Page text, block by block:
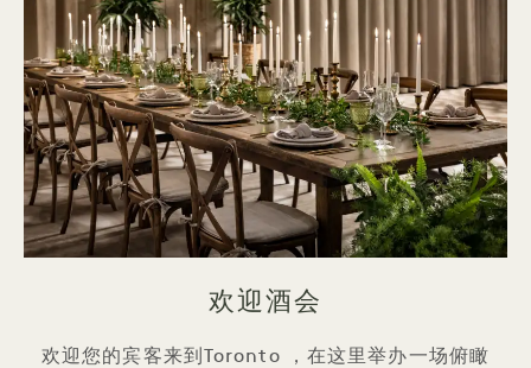
欢迎酒会
欢迎您的宾客来到Toronto ，在这里举办一场俯瞰